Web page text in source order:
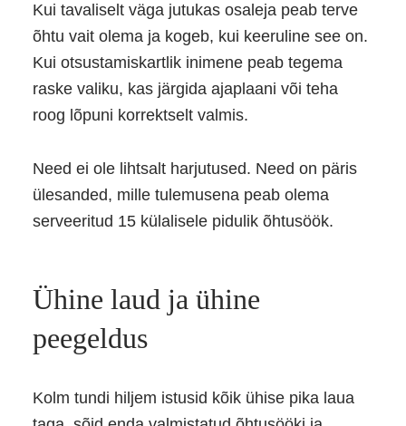
Kui tavaliselt väga jutukas osaleja peab terve
õhtu vait olema ja kogeb, kui keeruline see on.
Kui otsustamiskartlik inimene peab tegema
raske valiku, kas järgida ajaplaani või teha
roog lõpuni korrektselt valmis.
Need ei ole lihtsalt harjutused. Need on päris
ülesanded, mille tulemusena peab olema
serveeritud 15 külalisele pidulik õhtusöök.
Ühine laud ja ühine
peegeldus
Kolm tundi hiljem istusid kõik ühise pika laua